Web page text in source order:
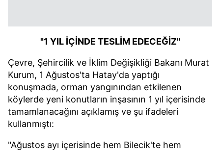
"1 YIL İÇİNDE TESLİM EDECEĞİZ"
Çevre, Şehircilik ve İklim Değişikliği Bakanı Murat
Kurum, 1 Ağustos'ta Hatay'da yaptığı
konuşmada, orman yangınından etkilenen
köylerde yeni konutların inşasının 1 yıl içerisinde
tamamlanacağını açıklamış ve şu ifadeleri
kullanmıştı:
"Ağustos ayı içerisinde hem Bilecik'te hem